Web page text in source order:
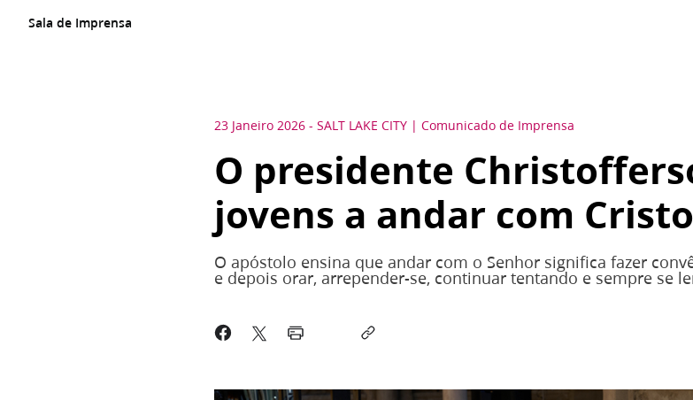
Sala de Imprensa
23 Janeiro 2026 - SALT LAKE CITY Comunicado de Imprensa
O presidente
jovens a andar com
O apóstolo ensina que andar com o Senhor significa fazer
e depois orar, arrepender-se, continuar tentando e sempre se